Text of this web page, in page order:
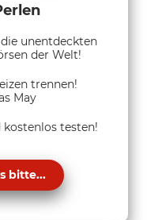
unentdeckten
der Welt!
trennen!
May
testen!
bitte...